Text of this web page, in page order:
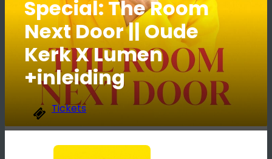
Special: The Room
Next Door || Oude
Kerk X Lumen
+inleiding
Tickets